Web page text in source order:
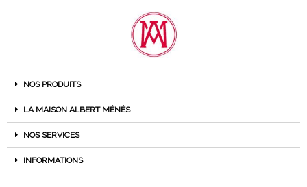
NOS PRODUITS
LA MAISON ALBERT MÉNÈS
NOS SERVICES
INFORMATIONS